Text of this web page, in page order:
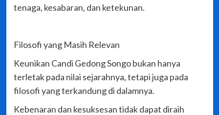
tenaga, kesabaran, dan ketekunan.
Filosofi yang Masih Relevan
Keunikan Candi Gedong Songo bukan hanya
terletak pada nilai sejarahnya, tetapi juga pada
filosofi yang terkandung di dalamnya.
Kebenaran dan kesuksesan tidak dapat diraih